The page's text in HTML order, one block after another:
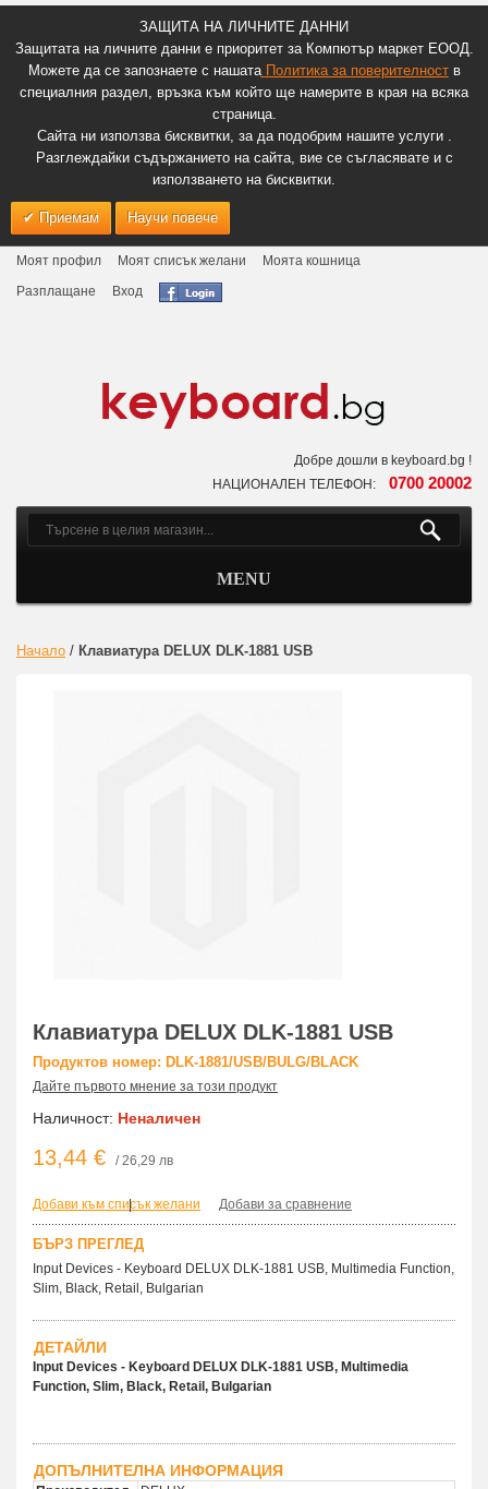
ЗАЩИТА НА ЛИЧНИТЕ ДАННИ
Защитата на личните данни е приоритет за Компютър маркет ЕООД.
Можете да се запознаете с нашатаПолитика за поверителноств
специалния раздел, връзка към който ще намерите в края на всяка
страница.
Сайта ни използва бисквитки, за да подобрим нашите услуги .
Разглеждайки съдържанието на сайта, вие се съгласявате и с
използването на бисквитки.
Приемам Научи повече
Моят профил Моят списък желани
Моята кошница
Разплащане
Вход
Добре дошли в keyboard.bg !
НАЦИОНАЛЕН ТЕЛЕФОН: 0700 20002
MENU
Начало / Клавиатура DELUX DLK-1881 USB
Клавиатура DELUX DLK-1881 USB
Продуктов номер: DLK-1881/USB/BULG/BLACK
Дайте първото мнение за този продукт
Наличност: Неналичен
13,44 € / 26,29 лв
Добави към списък желани
| Добави за сравнение
БЪРЗ ПРЕГЛЕД
Input Devices - Keyboard DELUX DLK-1881 USB, Multimedia Function,
Slim, Black, Retail, Bulgarian
ДЕТАЙЛИ
Input Devices - Keyboard DELUX DLK-1881 USB, Multimedia
Function, Slim, Black, Retail, Bulgarian
ДОПЪЛНИТЕЛНА ИНФОРМАЦИЯ